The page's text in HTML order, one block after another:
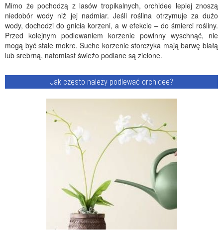
Mimo że pochodzą z lasów tropikalnych, orchidee lepiej znoszą
niedobór wody niż jej nadmiar. Jeśli roślina otrzymuje za dużo
wody, dochodzi do gnicia korzeni, a w efekcie – do śmierci rośliny.
Przed kolejnym podlewaniem korzenie powinny wyschnąć, nie
mogą być stale mokre. Suche korzenie storczyka mają barwę białą
lub srebrną, natomiast świeżo podlane są zielone.
Jak często należy podlewać orchidee?